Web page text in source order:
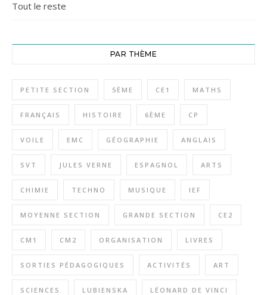
Tout le reste
PAR THÈME
PETITE SECTION 5ÈME CE1 MATHS
FRANÇAIS HISTOIRE 6ÈME CP
VOILE EMC GÉOGRAPHIE ANGLAIS
SVT JULES VERNE ESPAGNOL ARTS
CHIMIE TECHNO MUSIQUE IEF
MOYENNE SECTION GRANDE SECTION CE2
CM1 CM2 ORGANISATION LIVRES
SORTIES PÉDAGOGIQUES ACTIVITÉS ART
SCIENCES LUBIENSKA LÉONARD DE VINCI